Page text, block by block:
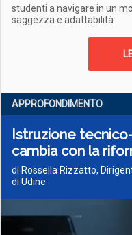
studenti a navigare in un
saggezza e adattabilità
APPROFONDIMENTO
Istruzione
cambia con la
di Rossella Rizzatto,
di Udine